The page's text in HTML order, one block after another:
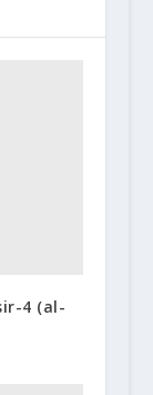
4 (al-